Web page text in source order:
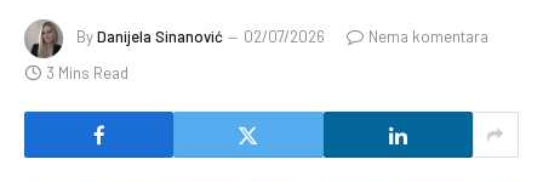
ByDanijela Sinanović 02/07/2026
Nema komentara
3 Mins Read